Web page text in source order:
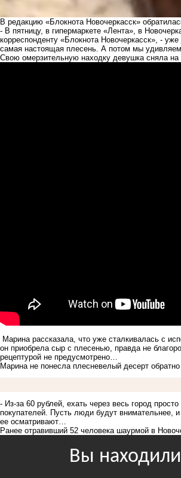
В редакцию «Блокнота Новочеркасск»
- В пятницу, в гипермаркете «Лента», в
корреспонденту «Блокнота Новочеркасск», -
самая настоящая плесень. А потом мы
Свою омерзительную находку девушка сняла на
Марина рассказала, что уже сталкивалась с
он приобрела сыр с плесенью, правда не
рецептурой не предусмотрено…
Марина не понесла плесневелый десерт
- Из-за 60 рублей, ехать через весь город
покупателей. Пусть люди будут внимательнее,
ее осматривают…
Ранее отравивший 52 человека шаурмой в